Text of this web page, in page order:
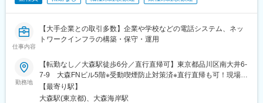
仕事内容
【大手企業との取引多数】企業や学校などの電話システム、ネッ
トワークインフラの構築・保守・運用
勤務地
【転勤なし／大森駅徒歩6分／直行直帰可】東京都品川区南大井6-
7-9 大森FNビル5階※受動喫煙防止対策済※直行直帰も可！現場は
一都三県が中心。現場によっては、会社に戻るよりも直帰したほ
うがスムーズなケースもあるため、当社では直行直帰を柔軟に取
【最寄り駅】
大森駅(東京都)、大森海岸駅